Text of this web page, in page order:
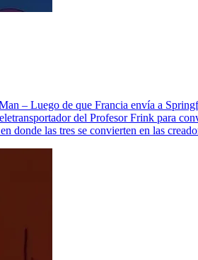
– Luego de que Francia envía a
del Profesor Frink para
donde las tres se convierten en las